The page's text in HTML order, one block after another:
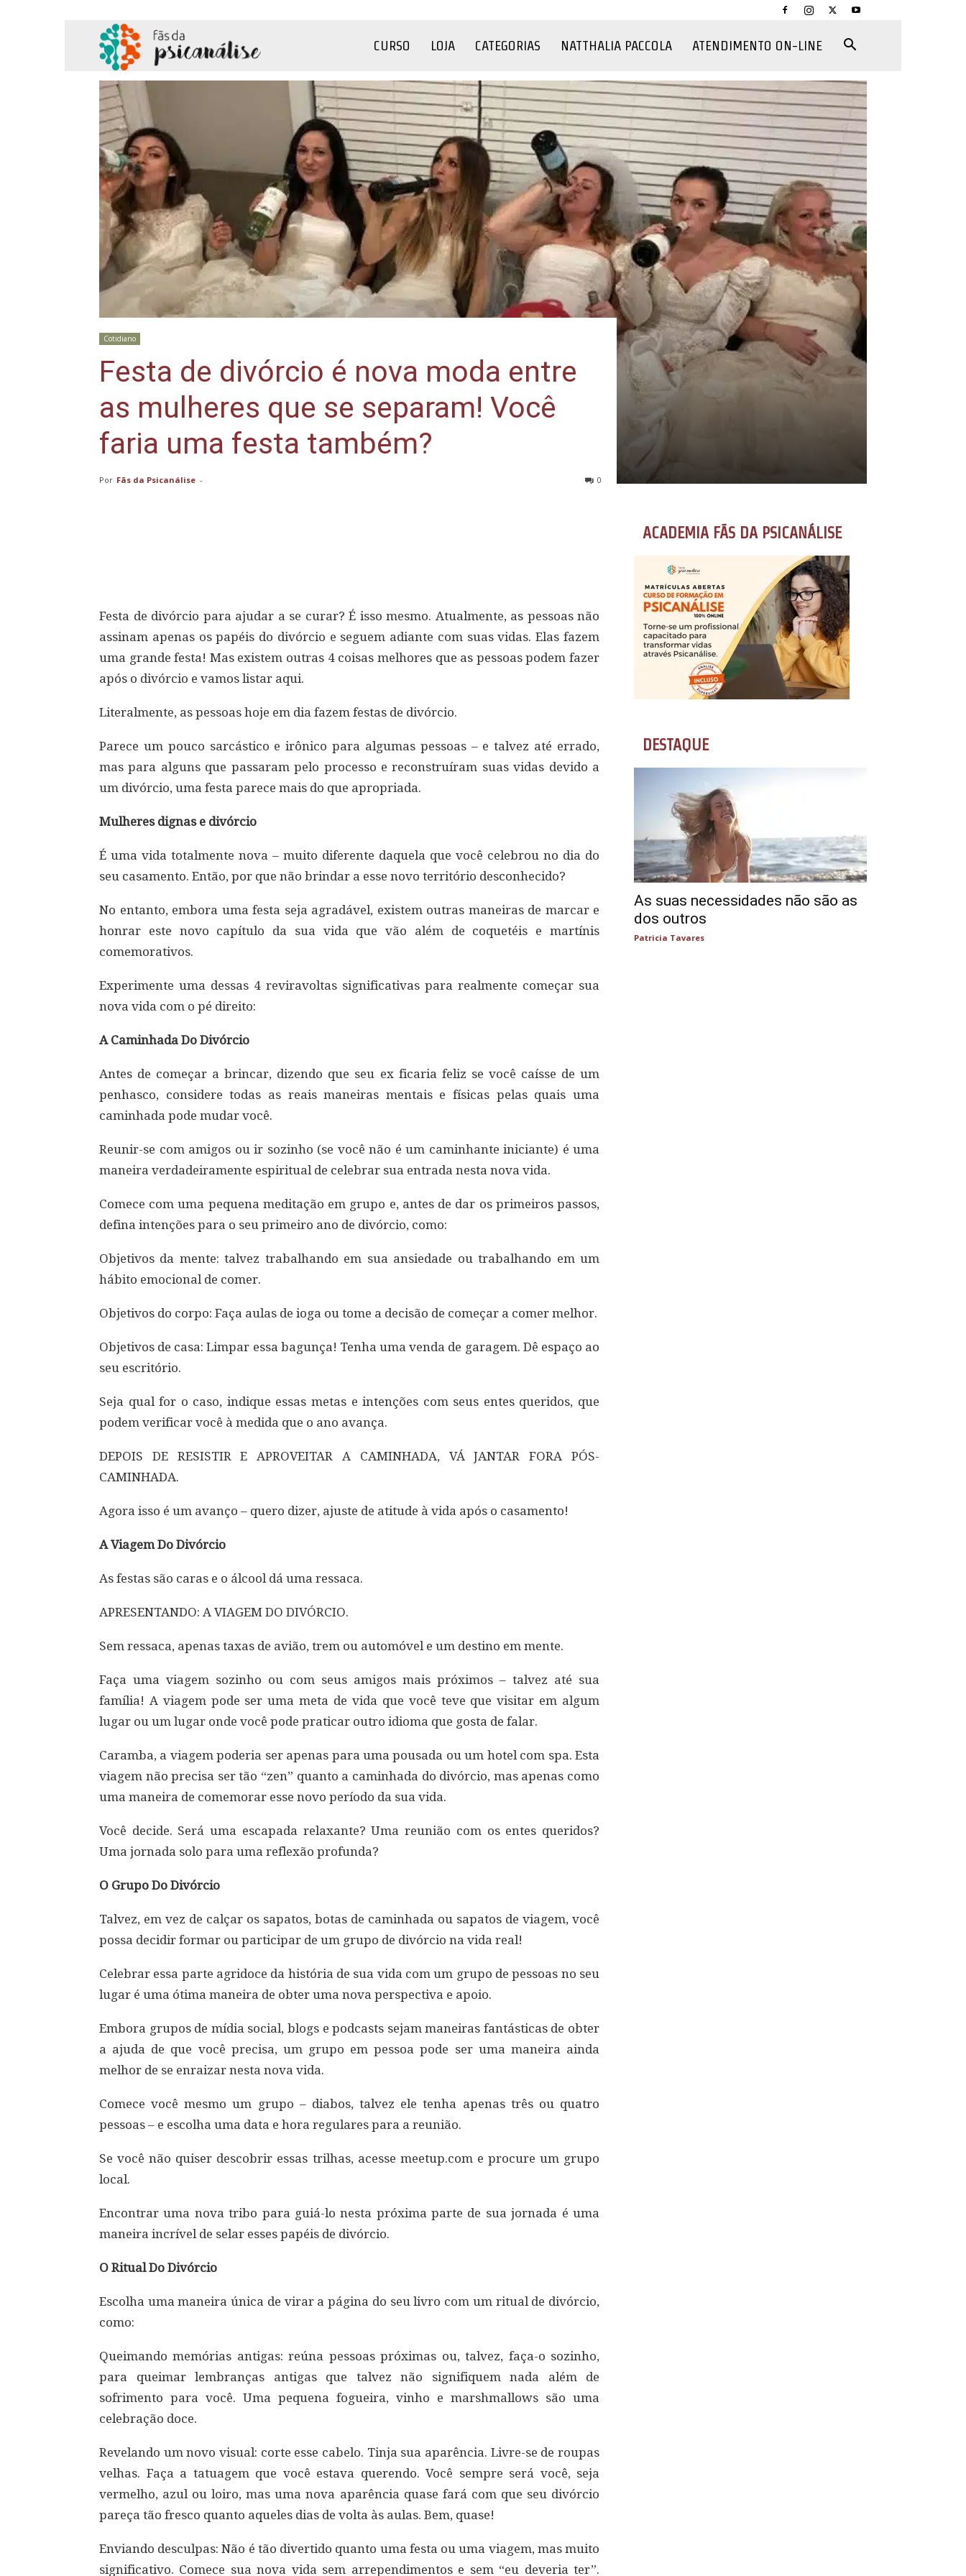
Psicanálise
CURSO LOJA CATEGORIAS NATTHALIA PACCOLA ATENDIMENTO ON-LINE
Cotidiano
Festa de divórcio é nova moda entre
as mulheres que se separam! Você
faria uma festa também?
Por Fãs da Psicanálise - 0
Festa de divórcio para ajudar a se curar? É isso mesmo. Atualmente, as pessoas não
assinam apenas os papéis do divórcio e seguem adiante com suas vidas. Elas fazem
uma grande festa! Mas existem outras 4 coisas melhores que as pessoas podem fazer
após o divórcio e vamos listar aqui.
Literalmente, as pessoas hoje em dia fazem festas de divórcio.
Parece um pouco sarcástico e irônico para algumas pessoas – e talvez até errado,
mas para alguns que passaram pelo processo e reconstruíram suas vidas devido a
um divórcio, uma festa parece mais do que apropriada.
Mulheres dignas e divórcio
É uma vida totalmente nova – muito diferente daquela que você celebrou no dia do
seu casamento. Então, por que não brindar a esse novo território desconhecido?
No entanto, embora uma festa seja agradável, existem outras maneiras de marcar e
honrar este novo capítulo da sua vida que vão além de coquetéis e martínis
comemorativos.
Experimente uma dessas 4 reviravoltas significativas para realmente começar sua
nova vida com o pé direito:
A Caminhada Do Divórcio
Antes de começar a brincar, dizendo que seu ex ficaria feliz se você caísse de um
penhasco, considere todas as reais maneiras mentais e físicas pelas quais uma
caminhada pode mudar você.
Reunir-se com amigos ou ir sozinho (se você não é um caminhante iniciante) é uma
maneira verdadeiramente espiritual de celebrar sua entrada nesta nova vida.
Comece com uma pequena meditação em grupo e, antes de dar os primeiros passos,
defina intenções para o seu primeiro ano de divórcio, como:
Objetivos da mente: talvez trabalhando em sua ansiedade ou trabalhando em um
hábito emocional de comer.
Objetivos do corpo: Faça aulas de ioga ou tome a decisão de começar a comer melhor.
Objetivos de casa: Limpar essa bagunça! Tenha uma venda de garagem. Dê espaço ao
seu escritório.
Seja qual for o caso, indique essas metas e intenções com seus entes queridos, que
podem verificar você à medida que o ano avança.
DEPOIS DE RESISTIR E APROVEITAR A CAMINHADA, VÁ JANTAR FORA PÓS-
CAMINHADA.
Agora isso é um avanço – quero dizer, ajuste de atitude à vida após o casamento!
A Viagem Do Divórcio
As festas são caras e o álcool dá uma ressaca.
APRESENTANDO: A VIAGEM DO DIVÓRCIO.
Sem ressaca, apenas taxas de avião, trem ou automóvel e um destino em mente.
Faça uma viagem sozinho ou com seus amigos mais próximos – talvez até sua
família! A viagem pode ser uma meta de vida que você teve que visitar em algum
lugar ou um lugar onde você pode praticar outro idioma que gosta de falar.
Caramba, a viagem poderia ser apenas para uma pousada ou um hotel com spa. Esta
viagem não precisa ser tão “zen” quanto a caminhada do divórcio, mas apenas como
uma maneira de comemorar esse novo período da sua vida.
Você decide. Será uma escapada relaxante? Uma reunião com os entes queridos?
Uma jornada solo para uma reflexão profunda?
O Grupo Do Divórcio
Talvez, em vez de calçar os sapatos, botas de caminhada ou sapatos de viagem, você
possa decidir formar ou participar de um grupo de divórcio na vida real!
Celebrar essa parte agridoce da história de sua vida com um grupo de pessoas no seu
lugar é uma ótima maneira de obter uma nova perspectiva e apoio.
Embora grupos de mídia social, blogs e podcasts sejam maneiras fantásticas de obter
a ajuda de que você precisa, um grupo em pessoa pode ser uma maneira ainda
melhor de se enraizar nesta nova vida.
Comece você mesmo um grupo – diabos, talvez ele tenha apenas três ou quatro
pessoas – e escolha uma data e hora regulares para a reunião.
Se você não quiser descobrir essas trilhas, acesse meetup.com e procure um grupo
local.
Encontrar uma nova tribo para guiá-lo nesta próxima parte de sua jornada é uma
maneira incrível de selar esses papéis de divórcio.
O Ritual Do Divórcio
Escolha uma maneira única de virar a página do seu livro com um ritual de divórcio,
como:
Queimando memórias antigas: reúna pessoas próximas ou, talvez, faça-o sozinho,
para queimar lembranças antigas que talvez não signifiquem nada além de
sofrimento para você. Uma pequena fogueira, vinho e marshmallows são uma
celebração doce.
Revelando um novo visual: corte esse cabelo. Tinja sua aparência. Livre-se de roupas
velhas. Faça a tatuagem que você estava querendo. Você sempre será você, seja
vermelho, azul ou loiro, mas uma nova aparência quase fará com que seu divórcio
pareça tão fresco quanto aqueles dias de volta às aulas. Bem, quase!
Enviando desculpas: Não é tão divertido quanto uma festa ou uma viagem, mas muito
significativo. Comece sua nova vida sem arrependimentos e sem “eu deveria ter”.
ACADEMIA FÃS DA PSICANÁLISE
DESTAQUE
As suas necessidades não são as
dos outros
Patricia Tavares